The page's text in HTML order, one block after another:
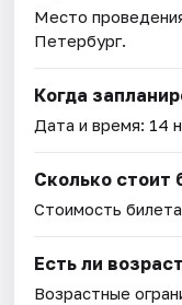
Место
Петербург.
Когда
Дата и время: 14
Сколько стоит
Стоимость
Есть ли
Возрастные